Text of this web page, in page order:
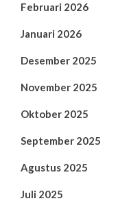
Februari 2026
Januari 2026
Desember 2025
November 2025
Oktober 2025
September 2025
Agustus 2025
Juli 2025